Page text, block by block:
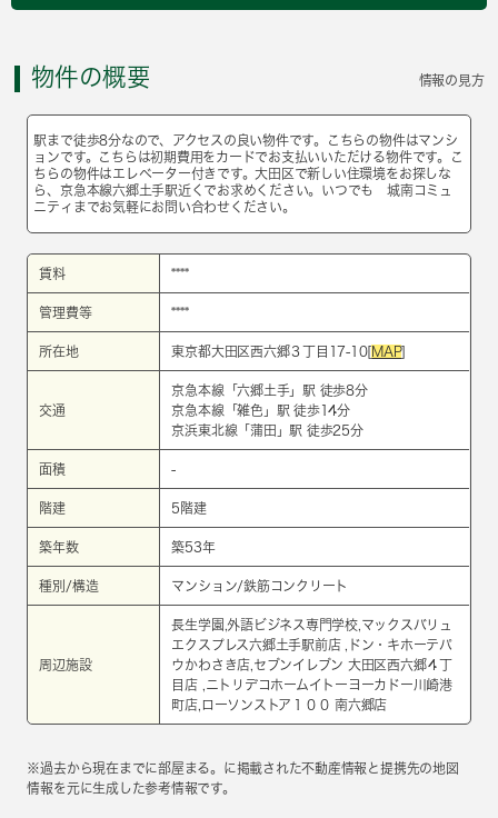
物件の概要 情報の見方
駅まで徒歩8分なので、アクセスの良い物件です。こちらの物件はマンシ
ョンです。こちらは初期費用をカードでお支払いいただける物件です。こ
ちらの物件はエレベーター付きです。大田区で新しい住環境をお探しな
ら、京急本線六郷土手駅近くでお求めください。いつでも 城南コミュ
ニティまでお気軽にお問い合わせください。
賃料 ****
管理費等 ****
所在地 東京都大田区西六郷３丁目17-10[ MAP]
交通
京急本線 「六郷土手 」駅 徒歩8分
京急本線 「雑色 」駅 徒歩14分
京浜東北線 「蒲田 」駅 徒歩25分
面積 -
階建 5階建
築年数 築53年
種別/構造 マンション/鉄筋コンクリート
周辺施設
長生学園,外語ビジネス専門学校,マックスバリュ
エクスプレス六郷土手駅前店 ,ドン・キホーテパ
ウかわさき店,セブンイレブン 大田区西六郷４丁
目店 ,ニトリデコホームイトーヨーカドー川崎港
町店,ローソンストア１００ 南六郷店
※過去から現在までに部屋まる。に掲載された不動産情報と提携先の地図
情報を元に生成した参考情報です。